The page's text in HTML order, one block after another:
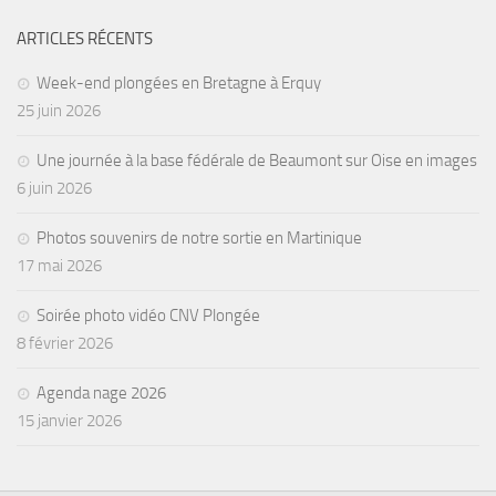
Agenda
Résultats Compétitions
Section Matériel
ARTICLES RÉCENTS
Week-end plongées en Bretagne à Erquy
25 juin 2026
Une journée à la base fédérale de Beaumont sur Oise en images
6 juin 2026
Photos souvenirs de notre sortie en Martinique
17 mai 2026
Soirée photo vidéo CNV Plongée
8 février 2026
Agenda nage 2026
15 janvier 2026